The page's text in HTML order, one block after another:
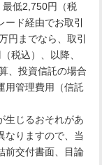
低2,750円（税
ド経由でお取引
円までなら、取引
税込）、以降、
、投資信託の場合
用管理費用（信託
生じるおそれがあ
なりますので、当
前交付書面、目論